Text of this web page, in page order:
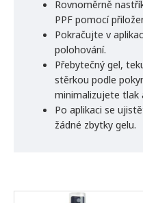
Rovnoměrně
PPF pomocí
Pokračujte v
polohování.
Přebytečný gel,
stěrkou podle
minimalizujete tlak
Po aplikaci se
žádné zbytky gelu.